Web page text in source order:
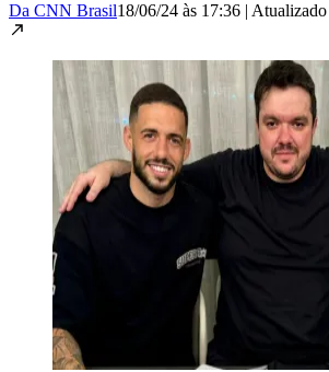
Da CNN Brasil18/06/24 às 17:36 | Atualizado